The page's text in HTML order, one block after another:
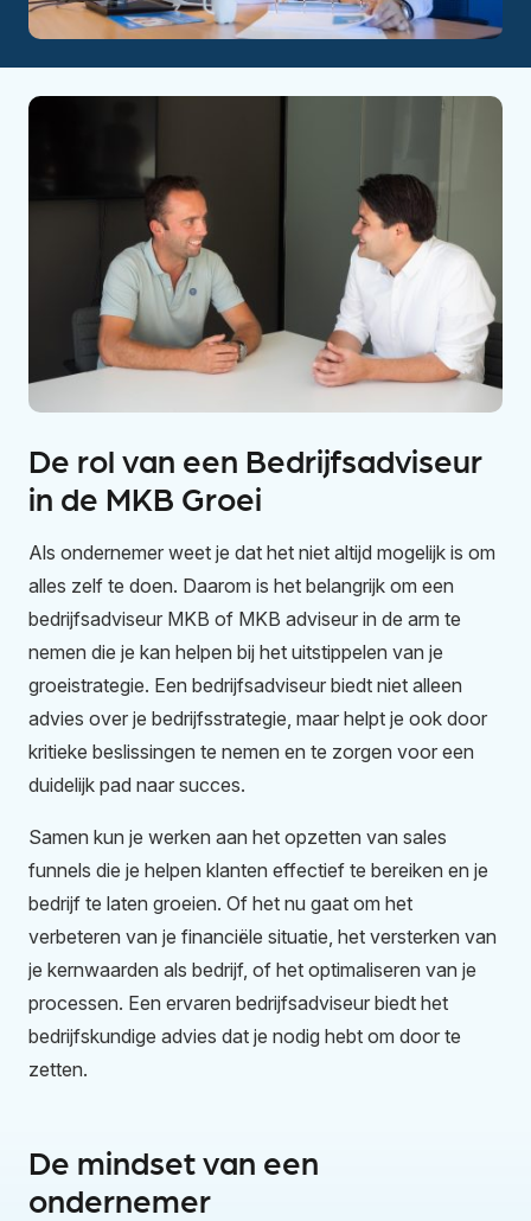
De rol van een Bedrijfsadviseur
in de MKB Groei
Als ondernemer weet je dat het niet altijd mogelijk is om
alles zelf te doen. Daarom is het belangrijk om een
bedrijfsadviseur MKB of MKB adviseur in de arm te
nemen die je kan helpen bij het uitstippelen van je
groeistrategie. Een bedrijfsadviseur biedt niet alleen
advies over je bedrijfsstrategie, maar helpt je ook door
kritieke beslissingen te nemen en te zorgen voor een
duidelijk pad naar succes.
Samen kun je werken aan het opzetten van sales
funnels die je helpen klanten effectief te bereiken en je
bedrijf te laten groeien. Of het nu gaat om het
verbeteren van je financiële situatie, het versterken van
je kernwaarden als bedrijf, of het optimaliseren van je
processen. Een ervaren bedrijfsadviseur biedt het
bedrijfskundige advies dat je nodig hebt om door te
zetten.
De mindset van een
ondernemer